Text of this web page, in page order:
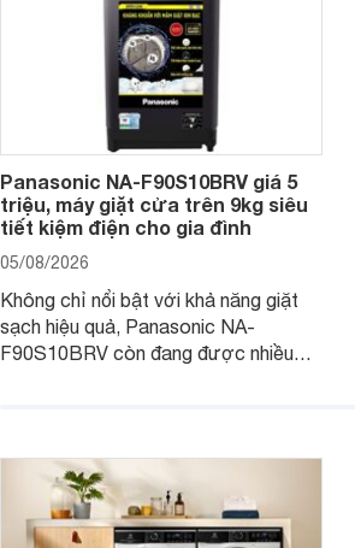
Panasonic NA-F90S10BRV giá 5
triệu, máy giặt cửa trên 9kg siêu
tiết kiệm điện cho gia đình
05/08/2026
Không chỉ nổi bật với khả năng giặt
sạch hiệu quả, Panasonic NA-
F90S10BRV còn đang được nhiều
giặt cửa trên 9kg.